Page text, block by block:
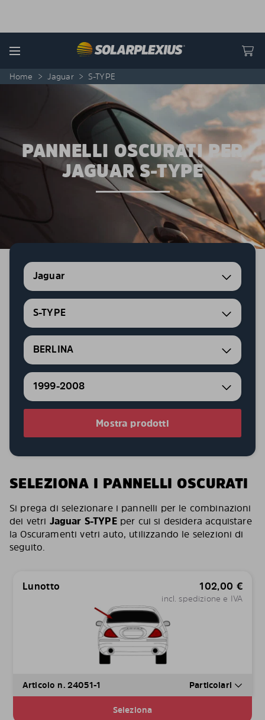
Menu
Home > Jaguar > S-TYPE
PANNELLI OSCURATI PER
JAGUAR S-TYPE
Jaguar
S-TYPE
BERLINA
1999-2008
Mostra prodotti
SELEZIONA I PANNELLI OSCURATI
Si prega di selezionare i pannelli per le combinazioni
dei vetri Jaguar S-TYPEper cui si desidera acquistare
la Oscuramenti vetri auto, utilizzando le selezioni di
seguito.
Lunotto 102,00 €
incl. spedizione e IVA
Articolo n. 24051-1 Particolari
Seleziona